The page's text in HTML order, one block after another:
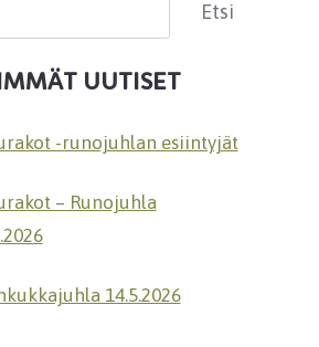
Etsi
UUTISET
-runojuhlan esiintyjät
– Runojuhla
14.5.2026